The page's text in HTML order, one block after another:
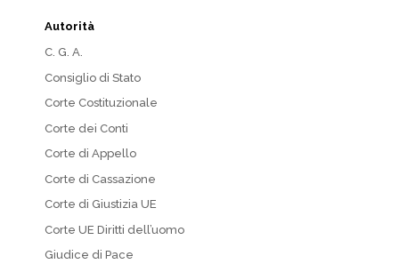
Autorità
C. G. A.
Consiglio di Stato
Corte Costituzionale
Corte dei Conti
Corte di Appello
Corte di Cassazione
Corte di Giustizia UE
Corte UE Diritti dell’uomo
Giudice di Pace